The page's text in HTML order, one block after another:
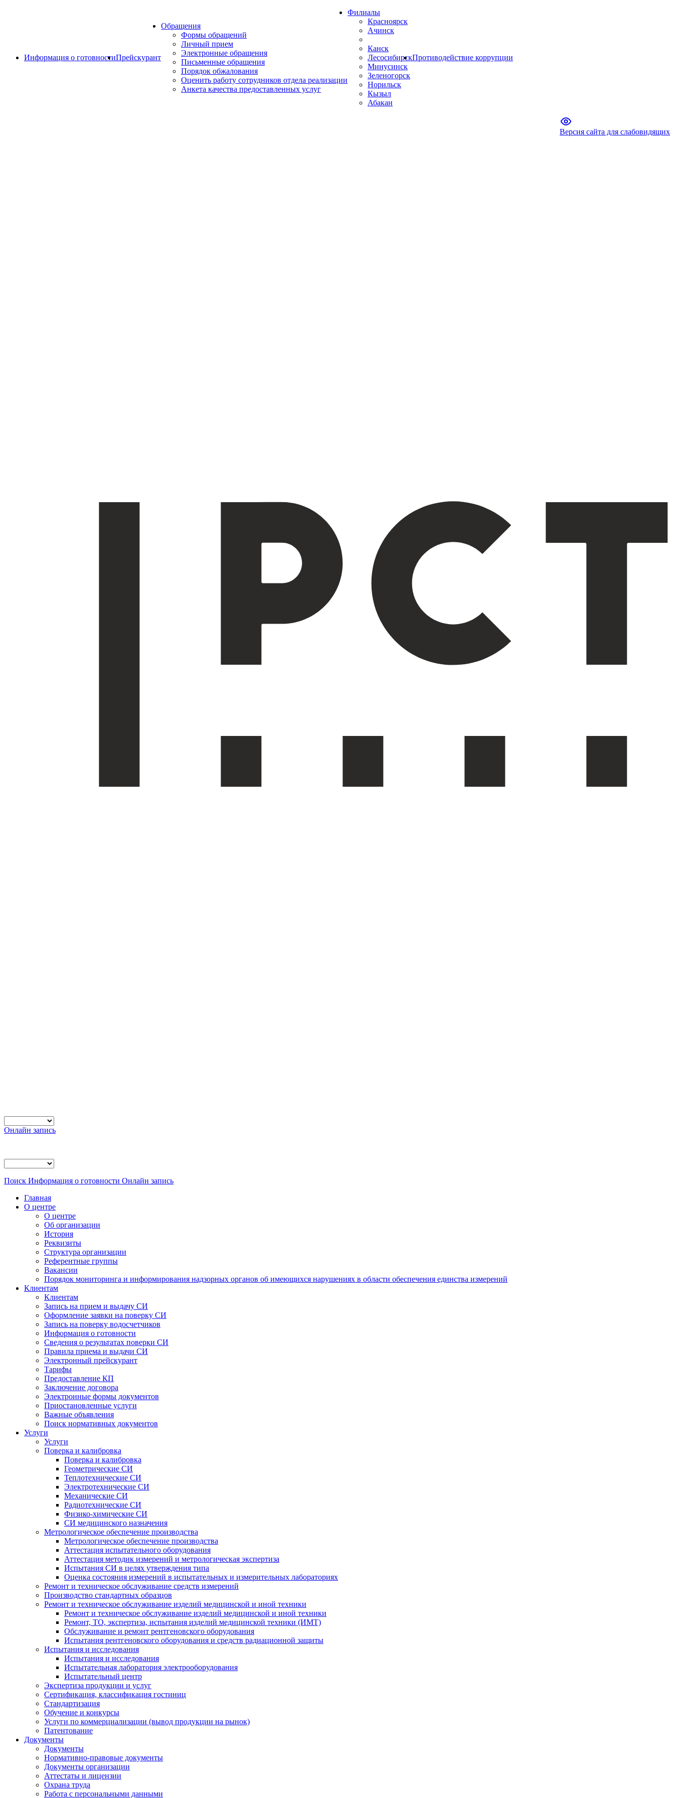
Информация о готовностиПрейскурант
Обращения
Формы обращений
Личный прием
Электронные обращения
Письменные обращения
Порядок обжалования
Оценить работу сотрудников отдела реализации
Анкета качества предоставленных услуг
Филиалы
Красноярск
Ачинск
Канск
Лесосибирск
Минусинск
Зеленогорск
Норильск
Кызыл
Абакан
Противодействие коррупции
Версия сайта для слабовидящих
Онлайн запись
Поиск Информация о готовности Онлайн запись
Главная
О центре
О центре
Об организации
История
Реквизиты
Структура организации
Референтные группы
Вакансии
Порядок мониторинга и информирования надзорных органов об имеющихся нарушениях в области обеспечения единства измерений
Клиентам
Клиентам
Запись на прием и выдачу СИ
Оформление заявки на поверку СИ
Запись на поверку водосчетчиков
Информация о готовности
Сведения о результатах поверки СИ
Правила приема и выдачи СИ
Электронный прейскурант
Тарифы
Предоставление КП
Заключение договора
Электронные формы документов
Приостановленные услуги
Важные объявления
Поиск нормативных документов
Услуги
Услуги
Поверка и калибровка
Поверка и калибровка
Геометрические СИ
Теплотехнические СИ
Электротехнические СИ
Механические СИ
Радиотехнические СИ
Физико-химические СИ
СИ медицинского назначения
Метрологическое обеспечение производства
Метрологическое обеспечение производства
Аттестация испытательного оборудования
Аттестация методик измерений и метрологическая экспертиза
Испытания СИ в целях утверждения типа
Оценка состояния измерений в испытательных и измерительных лабораториях
Ремонт и техническое обслуживание средств измерений
Производство стандартных образцов
Ремонт и техническое обслуживание изделий медицинской и иной техники
Ремонт и техническое обслуживание изделий медицинской и иной техники
Ремонт, ТО, экспертиза, испытания изделий медицинской техники (ИМТ)
Обслуживание и ремонт рентгеновского оборудования
Испытания рентгеновского оборудования и средств радиационной защиты
Испытания и исследования
Испытания и исследования
Испытательная лаборатория электрооборудования
Испытательный центр
Экспертиза продукции и услуг
Сертификация, классификация гостиниц
Стандартизация
Обучение и конкурсы
Услуги по коммерциализации (вывод продукции на рынок)
Патентование
Документы
Документы
Нормативно-правовые документы
Документы организации
Аттестаты и лицензии
Охрана труда
Работа с персональными данными